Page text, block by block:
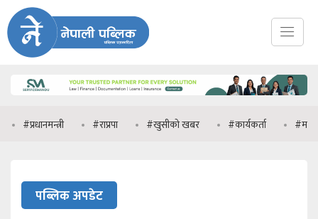
#राप्रपा #खुसीको खबर #कार्यकर्ता #मनिष झा
पब्लिक अपडेट